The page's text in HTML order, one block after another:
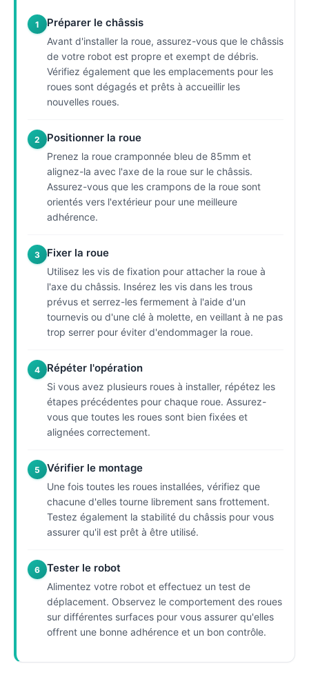
1 Préparer le châssis
Avant d'installer la roue, assurez-vous que le châssis
de votre robot est propre et exempt de débris.
Vérifiez également que les emplacements pour les
roues sont dégagés et prêts à accueillir les
nouvelles roues.
2 Positionner la roue
Prenez la roue cramponnée bleu de 85mm et
alignez-la avec l'axe de la roue sur le châssis.
Assurez-vous que les crampons de la roue sont
orientés vers l'extérieur pour une meilleure
adhérence.
3 Fixer la roue
Utilisez les vis de fixation pour attacher la roue à
l'axe du châssis. Insérez les vis dans les trous
prévus et serrez-les fermement à l'aide d'un
tournevis ou d'une clé à molette, en veillant à ne pas
trop serrer pour éviter d'endommager la roue.
4 Répéter l'opération
Si vous avez plusieurs roues à installer, répétez les
étapes précédentes pour chaque roue. Assurez-
vous que toutes les roues sont bien fixées et
alignées correctement.
5 Vérifier le montage
Une fois toutes les roues installées, vérifiez que
chacune d'elles tourne librement sans frottement.
Testez également la stabilité du châssis pour vous
assurer qu'il est prêt à être utilisé.
6 Tester le robot
Alimentez votre robot et effectuez un test de
déplacement. Observez le comportement des roues
sur différentes surfaces pour vous assurer qu'elles
offrent une bonne adhérence et un bon contrôle.